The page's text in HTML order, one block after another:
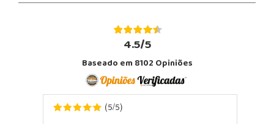
4.5/5
Baseado em 8102 Opiniões
(5/5)